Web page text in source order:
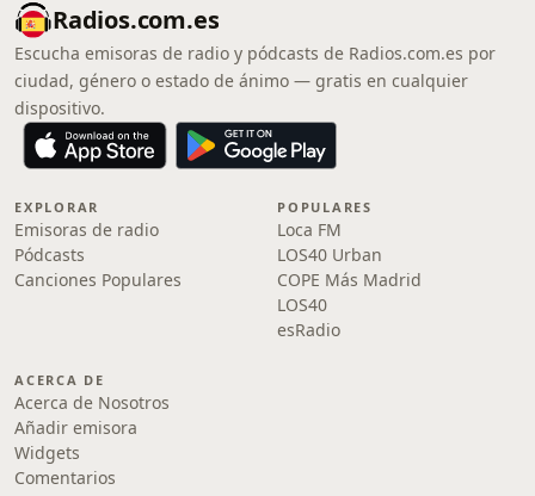
Radios.com.es
Escucha emisoras de radio y pódcasts de Radios.com.es por
ciudad, género o estado de ánimo — gratis en cualquier
dispositivo.
EXPLORAR
Emisoras de radio
Pódcasts
Canciones Populares
POPULARES
Loca FM
LOS40 Urban
COPE Más Madrid
LOS40
esRadio
ACERCA DE
Acerca de Nosotros
Añadir emisora
Widgets
Comentarios